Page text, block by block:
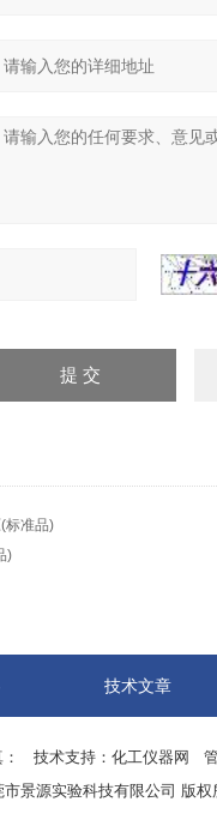
标准品)
)
技术文章
技术支持： 化工仪器网
市景源实验科技有限公司 版